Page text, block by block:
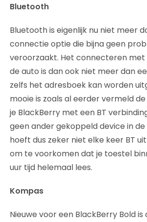
Bluetooth
Bluetooth is eigenlijk nu niet meer
connectie optie die bijna geen
veroorzaakt. Het connecteren met
de auto is dan ook niet meer dan
zelfs het adresboek kan worden
mooie is zoals al eerder vermeld
je BlackBerry met een BT
geen ander gekoppeld device in de
hoeft dus zeker niet elke keer BT
om te voorkomen dat je toestel
uur tijd helemaal lees.
Kompas
Nieuwe voor een BlackBerry Bold